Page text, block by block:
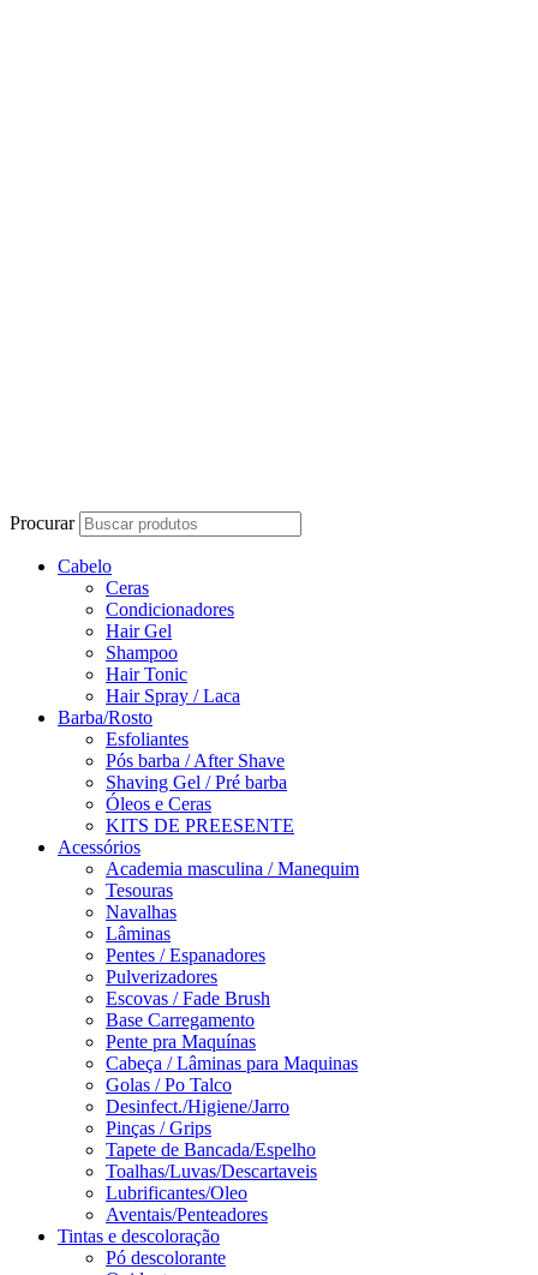
Procurar
Cabelo
Ceras
Condicionadores
Hair Gel
Shampoo
Hair Tonic
Hair Spray / Laca
Barba/Rosto
Esfoliantes
Pós barba / After Shave
Shaving Gel / Pré barba
Óleos e Ceras
KITS DE PREESENTE
Acessórios
Academia masculina / Manequim
Tesouras
Navalhas
Lâminas
Pentes / Espanadores
Pulverizadores
Escovas / Fade Brush
Base Carregamento
Pente pra Maquínas
Cabeça / Lâminas para Maquinas
Golas / Po Talco
Desinfect./Higiene/Jarro
Pinças / Grips
Tapete de Bancada/Espelho
Toalhas/Luvas/Descartaveis
Lubrificantes/Oleo
Aventais/Penteadores
Tintas e descoloração
Pó descolorante